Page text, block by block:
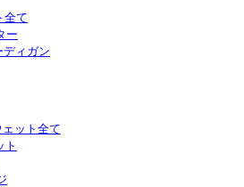
全て
ー
ディガン
ェット全て
ト